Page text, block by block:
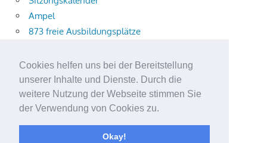
Cookies helfen uns bei der Bereitstellung
unserer Inhalte und Dienste. Durch die
weitere Nutzung der Webseite stimmen Sie
der Verwendung von Cookies zu.
Okay!
Ampel
873 freie Ausbildungsplätze
Aktuelle Verkehrsmeldungen
Terracliff
Wärmeplanung
Demokratie-Tag 2026
Neuer Jahrgang